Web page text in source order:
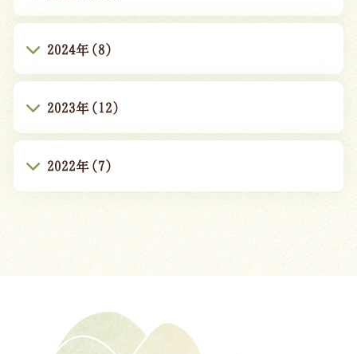
2024年(8)
2023年(12)
2022年(7)